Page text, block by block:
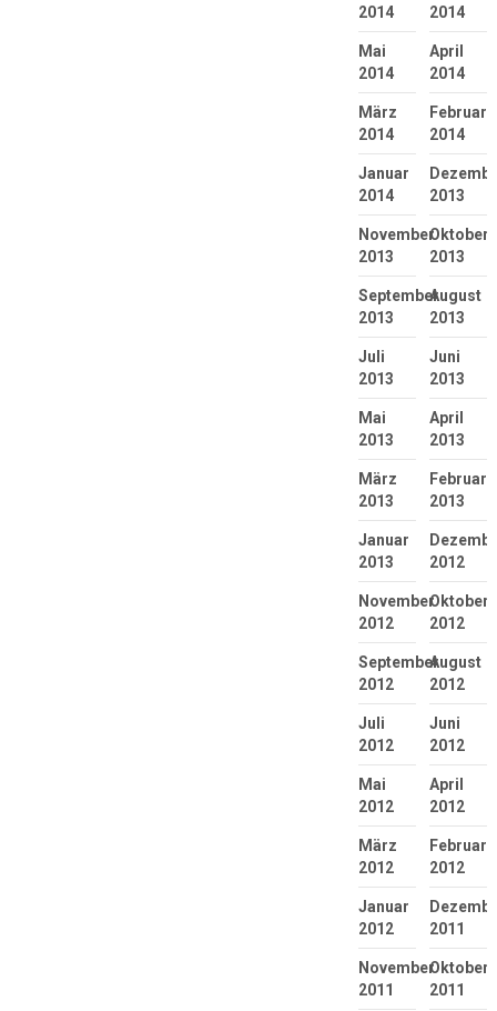
2014
2014
Mai
2014
April
2014
März
2014
Februar
2014
Januar
2014
2013
November
2013
Oktober
2013
September
2013
August
2013
Juli
2013
Juni
2013
Mai
2013
April
2013
März
2013
Februar
2013
Januar
2013
2012
November
2012
Oktober
2012
September
2012
August
2012
Juli
2012
Juni
2012
Mai
2012
April
2012
März
2012
Februar
2012
Januar
2012
2011
November
2011
Oktober
2011